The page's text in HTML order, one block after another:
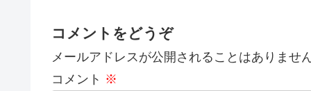
コメントをどうぞ
メールアドレスが公開されることはありませ
コメント ※